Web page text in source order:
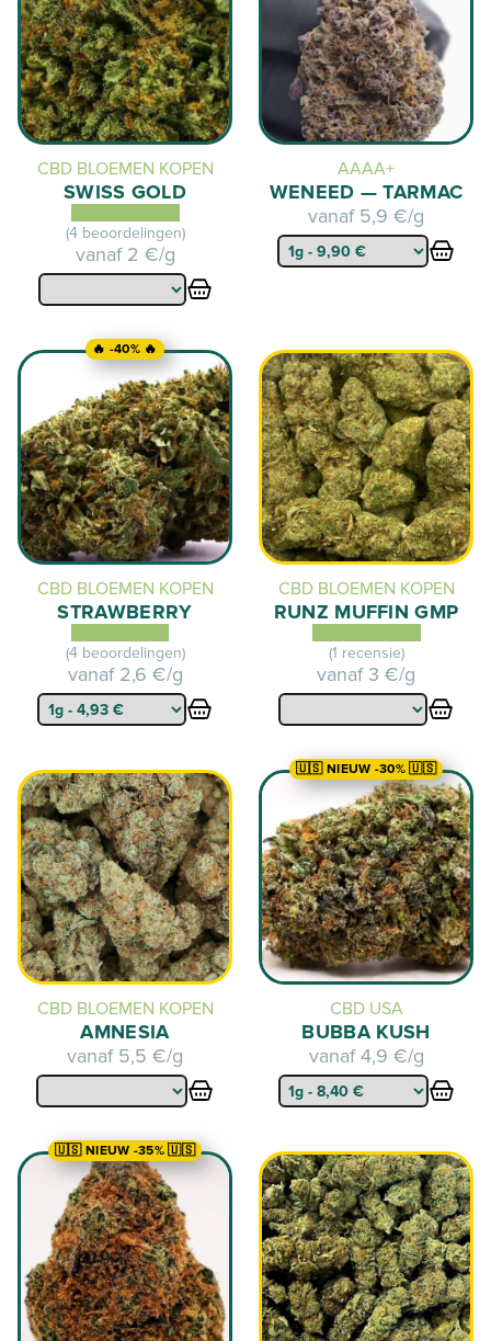
CBD BLOEMEN KOPEN
SWISS GOLD
(4 beoordelingen)
vanaf 2 €/g
AAAA+
WENEED — TARMAC
vanaf 5,9 €/g
🔥 -40% 🔥
CBD BLOEMEN KOPEN
STRAWBERRY
(4 beoordelingen)
vanaf 2,6 €/g
CBD BLOEMEN KOPEN
RUNZ MUFFIN GMP
(1 recensie)
vanaf 3 €/g
CBD BLOEMEN KOPEN
AMNESIA
vanaf 5,5 €/g
🇺🇸 NIEUW -30% 🇺🇸
CBD USA
BUBBA KUSH
vanaf4,9 €/g
🇺🇸 NIEUW -35% 🇺🇸